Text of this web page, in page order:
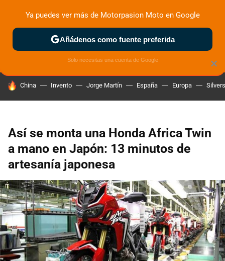
ZONA DE PRUEBAS DEPORTIVAS MOTOS ELÉCTRICAS
HOY SE HABLA DE
China Invento Jorge Martín España Europa
Así se monta una Honda Africa Twin
a mano en Japón: 13 minutos de
artesanía japonesa
×
Ya puedes ver más de Motorpasion Moto en Google
Añádenos como fuente preferida
Solo necesitas una cuenta de Google